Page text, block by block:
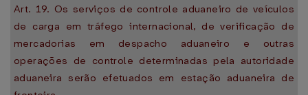
Art. 19. Os serviços de controle aduaneiro de veículos
de carga em tráfego internacional, de verificação de
mercadorias em despacho aduaneiro e outras
operações de controle determinadas pela autoridade
aduaneira serão efetuados em estação aduaneira de